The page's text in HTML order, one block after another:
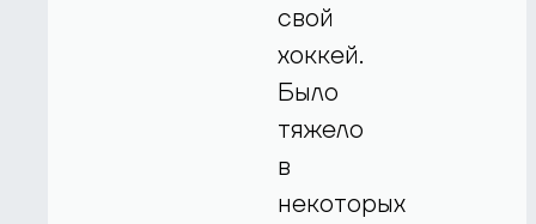
свой
хоккей.
Было
тяжело
в
некоторых